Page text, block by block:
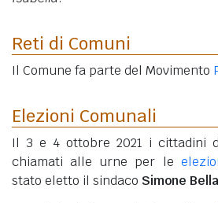
Reti di Comuni
Il Comune fa parte del Movimento
Elezioni Comunali
Il 3 e 4 ottobre 2021 i cittadini
chiamati alle urne per le
stato eletto il sindaco Simone